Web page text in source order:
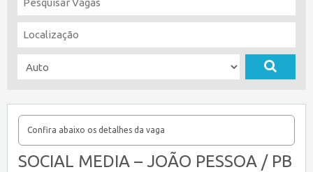
Confira abaixo os detalhes da vaga
SOCIAL MEDIA – JOÃO PESSOA / PB